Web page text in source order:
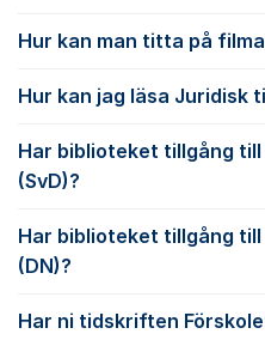
Hur kan man titta på
Hur kan jag läsa Juridisk
Har biblioteket tillgång
(SvD)?
Har biblioteket tillgång
(DN)?
Har ni tidskriften